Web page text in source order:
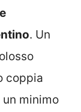
. Un
coppia
minimo